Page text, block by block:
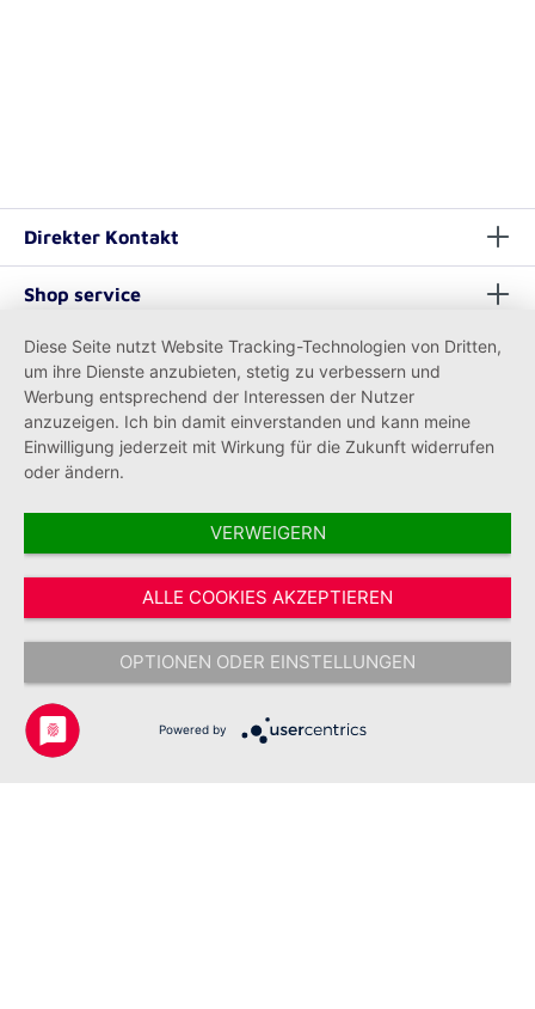
Diese Seite nutzt Website Tracking-Technologien von Dritten,
um ihre Dienste anzubieten, stetig zu verbessern und
Werbung entsprechend der Interessen der Nutzer
anzuzeigen. Ich bin damit einverstanden und kann meine
Einwilligung jederzeit mit Wirkung für die Zukunft widerrufen
oder ändern.
VERWEIGERN
ALLE COOKIES AKZEPTIEREN
OPTIONEN ODER EINSTELLUNGEN
Powered by
Direkter Kontakt
Shop service
Informationen
Vertrag widerrufen
* Alle Preise inkl. gesetzl. Mehrwertsteuer zzgl.Versandkostenund ggf.
Nachnahmegebühren, wenn nicht anders angegeben.
Copyright © 2026 Johanniter-Unfall-Hilfe e.V. - Alle Rechte
vorbehalten.